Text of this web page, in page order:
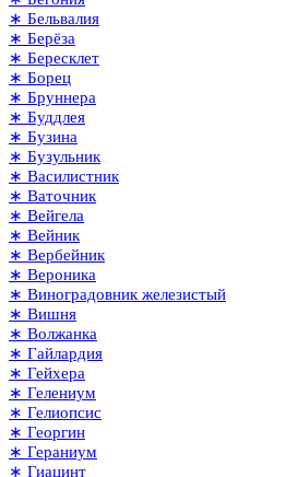
∗ Бельвалия
∗ Берёза
∗ Бересклет
∗ Борец
∗ Бруннера
∗ Буддлея
∗ Бузина
∗ Бузульник
∗ Василистник
∗ Ваточник
∗ Вейгела
∗ Вейник
∗ Вербейник
∗ Вероника
∗ Виноградовник железистый
∗ Вишня
∗ Волжанка
∗ Гайлардия
∗ Гейхера
∗ Гелениум
∗ Гелиопсис
∗ Георгин
∗ Гераниум
∗ Гиацинт